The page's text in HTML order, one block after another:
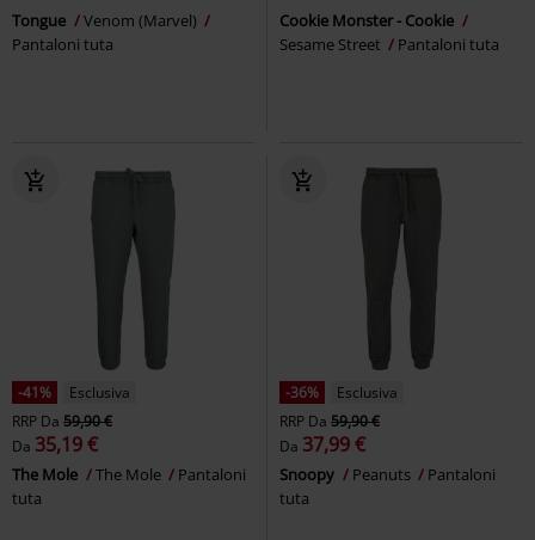
Tongue
Venom (Marvel)
Pantaloni tuta
Cookie Monster - Cookie
Sesame Street
Pantaloni tuta
-41%
Esclusiva
RRP Da 59,90 €
Da 35,19 €
The Mole The Mole
Pantaloni
tuta
-36%
Esclusiva
RRP Da 59,90 €
Da 37,99 €
Snoopy Peanuts
Pantaloni
tuta